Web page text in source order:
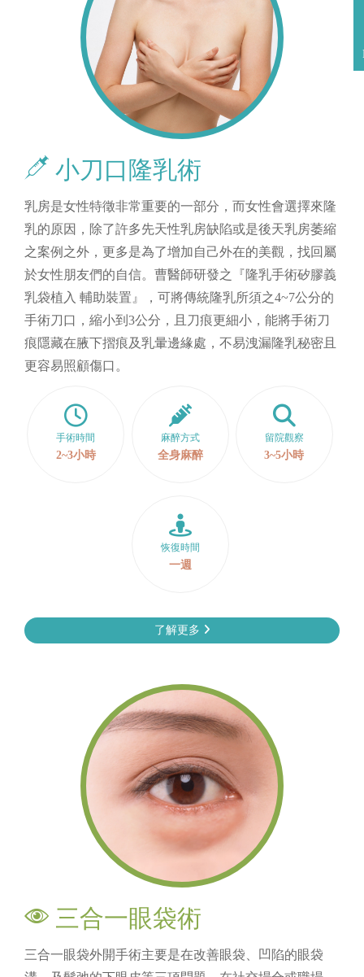
小刀口隆乳術
乳房是女性特徵非常重要的一部分，而女性會選擇來隆
乳的原因，除了許多先天性乳房缺陷或是後天乳房萎縮
之案例之外，更多是為了增加自己外在的美觀，找回屬
於女性朋友們的自信。曹醫師研發之『隆乳手術矽膠義
乳袋植入 輔助裝置』，可將傳統隆乳所須之4~7公分的
手術刀口，縮小到3公分，且刀痕更細小，能將手術刀
痕隱藏在腋下摺痕及乳暈邊緣處，不易洩漏隆乳秘密且
更容易照顧傷口。
手術時間
2~3小時
麻醉方式
全身麻醉
留院觀察
3~5小時
恢復時間
一週
了解更多
三合一眼袋術
三合一眼袋外開手術主要是在改善眼袋、凹陷的眼袋